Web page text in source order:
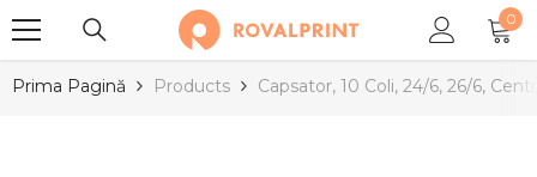
00
Prima Pagină Products Capsator, 10 Coli, 24/6, 26/6,